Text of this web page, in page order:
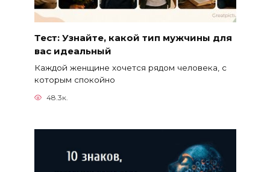
Тест: Узнайте, какой тип мужчины для
вас идеальный
Каждой женщине хочется рядом человека, с
которым спокойно
48.3к.